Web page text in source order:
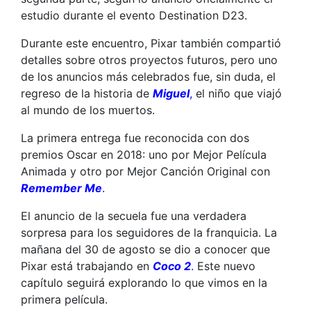
estudio durante el evento Destination D23.
Durante este encuentro, Pixar también compartió
detalles sobre otros proyectos futuros, pero uno
de los anuncios más celebrados fue, sin duda, el
regreso de la historia de Miguel, el niño que viajó
al mundo de los muertos.
La primera entrega fue reconocida con dos
premios Oscar en 2018: uno por Mejor Película
Animada y otro por Mejor Canción Original con
Remember Me.
El anuncio de la secuela fue una verdadera
sorpresa para los seguidores de la franquicia. La
mañana del 30 de agosto se dio a conocer que
Pixar está trabajando en Coco 2. Este nuevo
capítulo seguirá explorando lo que vimos en la
primera película.